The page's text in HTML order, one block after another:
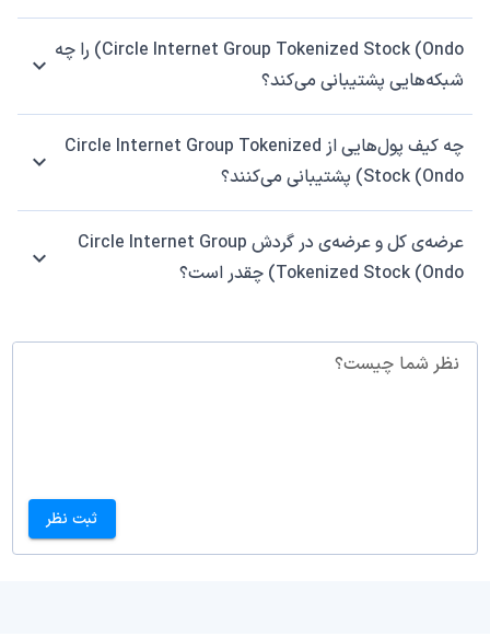
Circle Internet Group Tokenized Stock (Ondo) را چه
شبکه‌هایی پشتیبانی می‌کند؟
چه کیف پول‌هایی از Circle Internet Group Tokenized
Stock (Ondo) پشتیبانی می‌کنند؟
عرضه‌ی کل و عرضه‌ی در گردش Circle Internet Group
Tokenized Stock (Ondo) چقدر است؟
نظر شما چیست؟
ثبت نظر